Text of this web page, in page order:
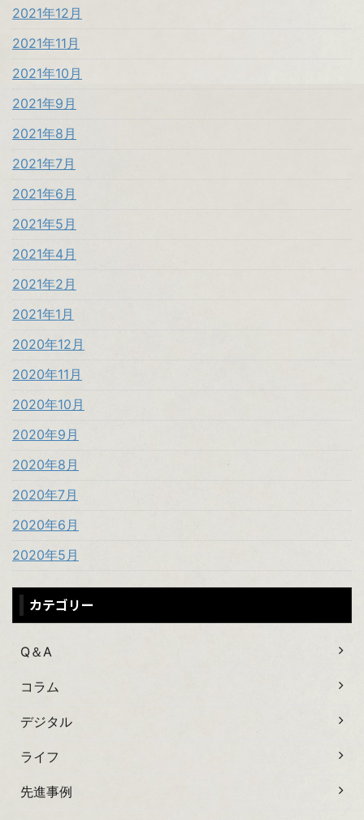
2021年12月
2021年11月
2021年10月
2021年9月
2021年8月
2021年7月
2021年6月
2021年5月
2021年4月
2021年2月
2021年1月
2020年12月
2020年11月
2020年10月
2020年9月
2020年8月
2020年7月
2020年6月
2020年5月
カテゴリー
Q＆A
コラム
デジタル
ライフ
先進事例